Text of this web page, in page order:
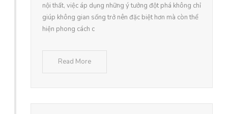
nội thất, việc áp dụng những ý tưởng đột phá không chỉ
giúp không gian sống trở nên đặc biệt hơn mà còn thể
hiện phong cách c
Read More